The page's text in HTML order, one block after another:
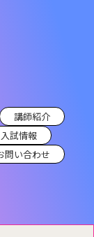
講師紹介
入試情報
問い合わせ